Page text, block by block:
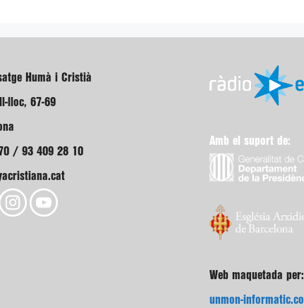
Humà i Cristià
lloc, 67-69
/ 93 409 28 10
Amb el suport de:
Web maquetada per:
unmon-